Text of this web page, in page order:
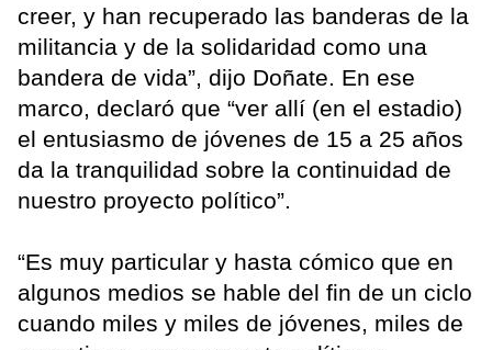
creer, y han recuperado las banderas de la
militancia y de la solidaridad como una
bandera de vida”, dijo Doñate. En ese
marco, declaró que “ver allí (en el estadio)
el entusiasmo de jóvenes de 15 a 25 años
da la tranquilidad sobre la continuidad de
nuestro proyecto político”.
“Es muy particular y hasta cómico que en
algunos medios se hable del fin de un ciclo
cuando miles y miles de jóvenes, miles de